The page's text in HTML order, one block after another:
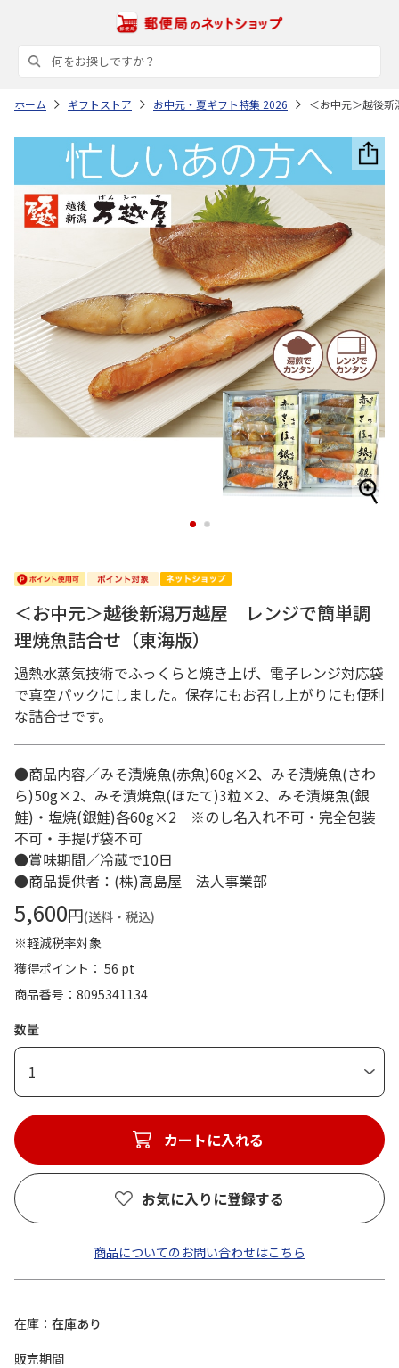
ホーム ギフトストア お中元・夏ギフト特集 2026 ＜お中元＞越後
1 2
＜お中元＞越後新潟万越屋 レンジで簡単調
理焼魚詰合せ（東海版）
過熱水蒸気技術でふっくらと焼き上げ、電子レンジ対応袋
で真空パックにしました。保存にもお召し上がりにも便利
な詰合せです。
●商品内容／みそ漬焼魚(赤魚)60g×2、みそ漬焼魚(さわ
ら)50g×2、みそ漬焼魚(ほたて)3粒×2、みそ漬焼魚(銀
鮭)・塩焼(銀鮭)各60g×2 ※のし名入れ不可・完全包装
不可・手提げ袋不可
●賞味期間／冷蔵で10日
●商品提供者：(株)高島屋 法人事業部
5,600円(送料・税込)
※軽減税率対象
獲得ポイント： 56 pt
商品番号
8095341134
数量
1
カートに入れる
お気に入りに登録する
商品についてのお問い合わせはこちら
在庫
在庫あり
販売期間